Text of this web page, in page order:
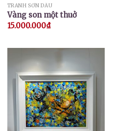
TRANH SƠN DẦU
Vàng son một thuở
15.000.000₫